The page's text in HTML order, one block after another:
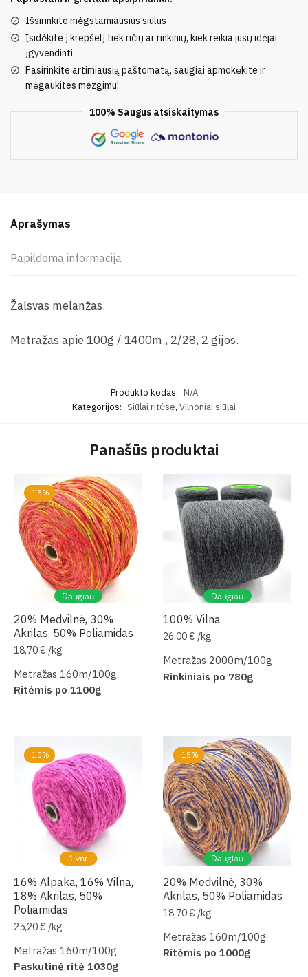
VilnaIšsirinkite mėgstamiausius siūlus
Įsidėkite į krepšelį tiek ričių ar rinkinių, kiek reikia jūsų idėjai
įgyvendinti
Pasirinkite artimiausią paštomatą, saugiai apmokėkite ir
mėgaukites mezgimu!
100% Saugus atsiskaitymas
Aprašymas
Papildoma informacija
Žalsvas melanžas.
Metražas apie 100g / 1400m., 2/28, 2 gijos.
Produkto kodas: N/A
Kategorijos: Siūlai ritėse, Vilnoniai siūlai
Panašūs produktai
-15%
Daugiau
20% Medvilnė, 30%
Akrilas, 50% Poliamidas
18,70€ /kg
Metražas 160m/100g
Ritėmis po 1100g
Daugiau
100% Vilna
26,00€ /kg
Metražas 2000m/100g
Rinkiniais po 780g
-10%
1 vnt
16% Alpaka, 16% Vilna,
18% Akrilas, 50%
Poliamidas
25,20€ /kg
Metražas 160m/100g
Paskutinė ritė 1030g
-15%
Daugiau
20% Medvilnė, 30%
Akrilas, 50% Poliamidas
18,70€ /kg
Metražas 160m/100g
Ritėmis po 1000g